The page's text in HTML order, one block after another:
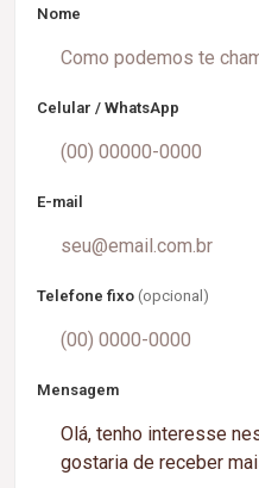
Nome
Celular / WhatsApp
E-mail
Telefone fixo (opcional)
Mensagem